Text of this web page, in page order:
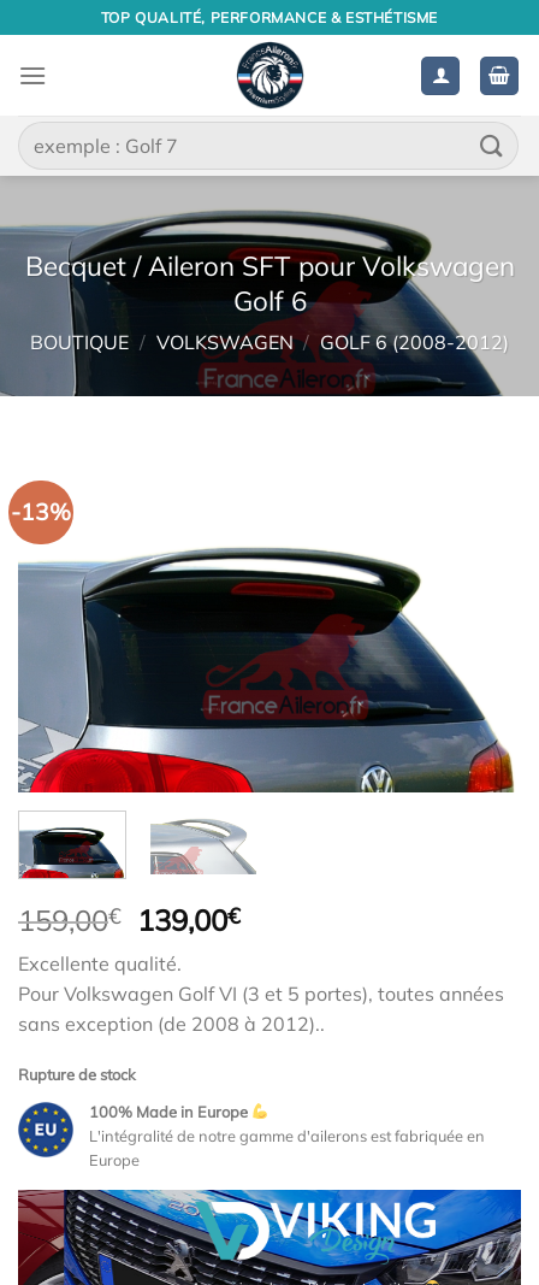
contenu
TOP QUALITÉ, PERFORMANCE & ESTHÉTISME
Recherche
pour :
Becquet / Aileron SFT pour Volkswagen
Golf 6
BOUTIQUE / VOLKSWAGEN / GOLF 6 (2008-2012)
-13%
159,00€
Le
prix
initial
était :
159,00€.
139,00€Le
actuel
est :
139,00€.
Excellente qualité.
Pour Volkswagen Golf VI (3 et 5 portes), toutes années
sans exception (de 2008 à 2012)..
Rupture de stock
100% Made in Europe
L'intégralité de notre gamme d'ailerons est fabriquée en
Europe